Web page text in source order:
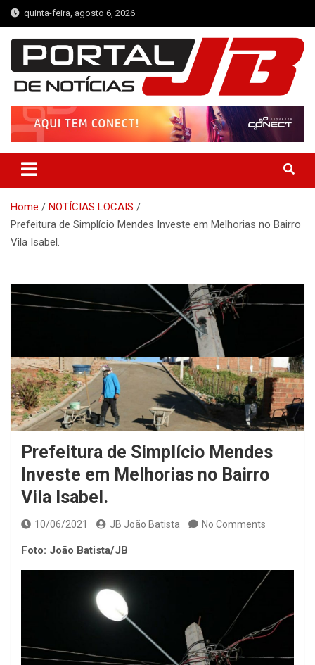
Skip
to
content
quinta-feira, agosto 6, 2026
Portal de Notícias JB
Notícias de Simplício Mendes e Região
Home
NOTÍCIAS LOCAIS
Prefeitura de Simplício Mendes Investe em Melhorias no Bairro
Vila Isabel.
Prefeitura de Simplício Mendes
Investe em Melhorias no Bairro
Vila Isabel.
10/06/2021 JB João Batista No Comments
Foto: João Batista/JB